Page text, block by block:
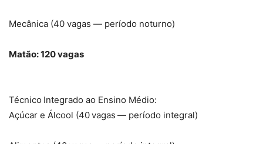
Mecânica (40 vagas — período noturno)
Matão: 120 vagas
Técnico Integrado ao Ensino Médio:
Açúcar e Álcool (40 vagas — período integral)